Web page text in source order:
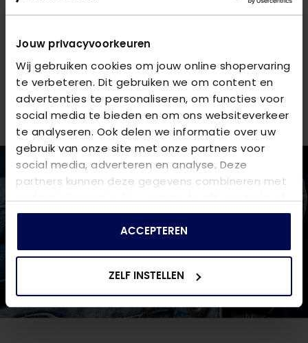
Jouw privacyvoorkeuren
Wij gebruiken cookies om jouw online shopervaring
te verbeteren. Dit gebruiken we om content en
advertenties te personaliseren, om functies voor
social media te bieden en om ons websiteverkeer
te analyseren. Ook delen we informatie over uw
gebruik van onze site met onze partners voor
social media, adverteren en analyse. Deze
partners kunnen deze gegevens combineren met
andere informatie die u aan ze heeft verstrekt of
die ze hebben verzameld op basis van uw gebruik
ACCEPTEREN
ZELF INSTELLEN
Ga voor een extra girly look met een flared broek in
allerlei kleurtjes en printjes. Neem een kijkje op onze
website en vind flared broeken van merken zoals Cars
Jeans en Only.